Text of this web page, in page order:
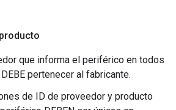
que informa el periférico en todos
pertenecer al fabricante.
de ID de proveedor y producto